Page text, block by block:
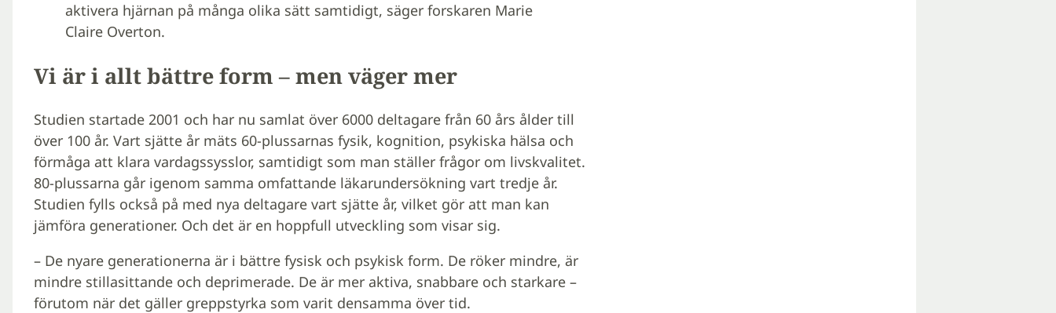
aktivera hjärnan på många olika sätt samtidigt, säger forskaren Marie
Claire Overton.
Vi är i allt bättre form– men väger mer
Studien startade 2001 och har nu samlat över 6000 deltagare från 60 års ålder till
över 100 år. Vart sjätte år mäts 60-plussarnas fysik, kognition, psykiska hälsa och
förmåga att klara vardagssysslor, samtidigt som man ställer frågor om livskvalitet.
80-plussarna går igenom samma omfattande läkarundersökning vart tredje år.
Studien fylls också på med nya deltagare vart sjätte år, vilket gör att man kan
jämföra generationer. Och det är en hoppfull utveckling som visar sig.
– De nyare generationerna är i bättre fysisk och psykisk form. De röker mindre, är
mindre stillasittande och deprimerade. De är mer aktiva, snabbare och starkare –
förutom när det gäller greppstyrka som varit densamma över tid.